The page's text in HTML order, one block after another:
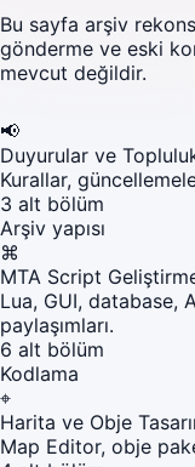
Bu sayfa arşiv
gönderme ve eski
mevcut değildir.
📢
Duyurular ve
Kurallar,
3 alt bölüm
Arşiv yapısı
⌘
MTA Script
Lua, GUI, database,
paylaşımları.
6 alt bölüm
Kodlama
⌖
Harita ve Obje
Map Editor, obje